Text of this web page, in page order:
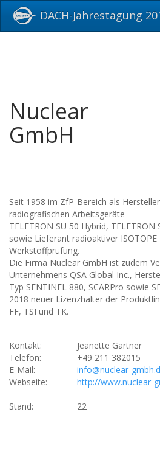
DACH-Jahrestagung
Nuclear
GmbH
Seit 1958 im ZfP-Bereich als
radiografischen Arbeitsgeräte
TELETRON SU 50 Hybrid, TELETRON
sowie Lieferant radioaktiver
Werkstoffprüfung.
Die Firma Nuclear GmbH ist zudem
Unternehmens QSA Global Inc.,
Typ SENTINEL 880, SCARPro sowie
2018 neuer Lizenzhalter der
FF, TSI und TK.
Kontakt:
Jeanette Gärtner
Telefon:
+49 211 382015
E-Mail:
info@nuclear-
Webseite:
http://www.nuclear-
Stand: 22